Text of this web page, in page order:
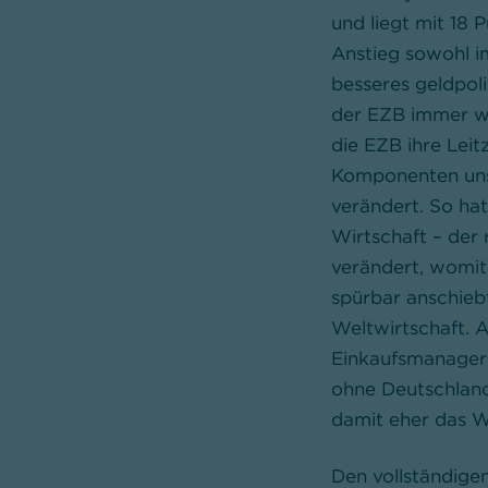
und liegt mit 18
Anstieg sowohl
besseres
der EZB immer
die EZB ihre
Komponenten
verändert. So
Wirtschaft – der
verändert,
spürbar
Weltwirtschaft.
ohne
damit eher das
Den